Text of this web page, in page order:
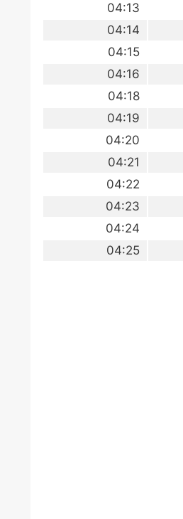
04:13
04:14
04:15
04:16
04:18
04:19
04:20
04:21
04:22
04:23
04:24
04:25